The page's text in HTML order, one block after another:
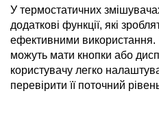
У термостатичних
додаткові функції, які
ефективними використання.
можуть мати кнопки або
користувачу легко
перевірити її поточний